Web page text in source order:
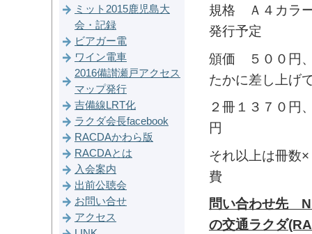
規格 Ａ４カラ
発行予定
頒価 ５００円
たかに差し上げ
２冊１３７０円
円
それ以上は冊数
費
問い合わせ先
の交通ラクダ
ミット2015鹿児島大
会・記録
ビアガー電
ワイン電車
2016備讃瀬戸アクセス
マップ発行
吉備線LRT化
ラクダ会長facebook
RACDAかわら版
RACDAとは
入会案内
出前公聴会
お問い合せ
アクセス